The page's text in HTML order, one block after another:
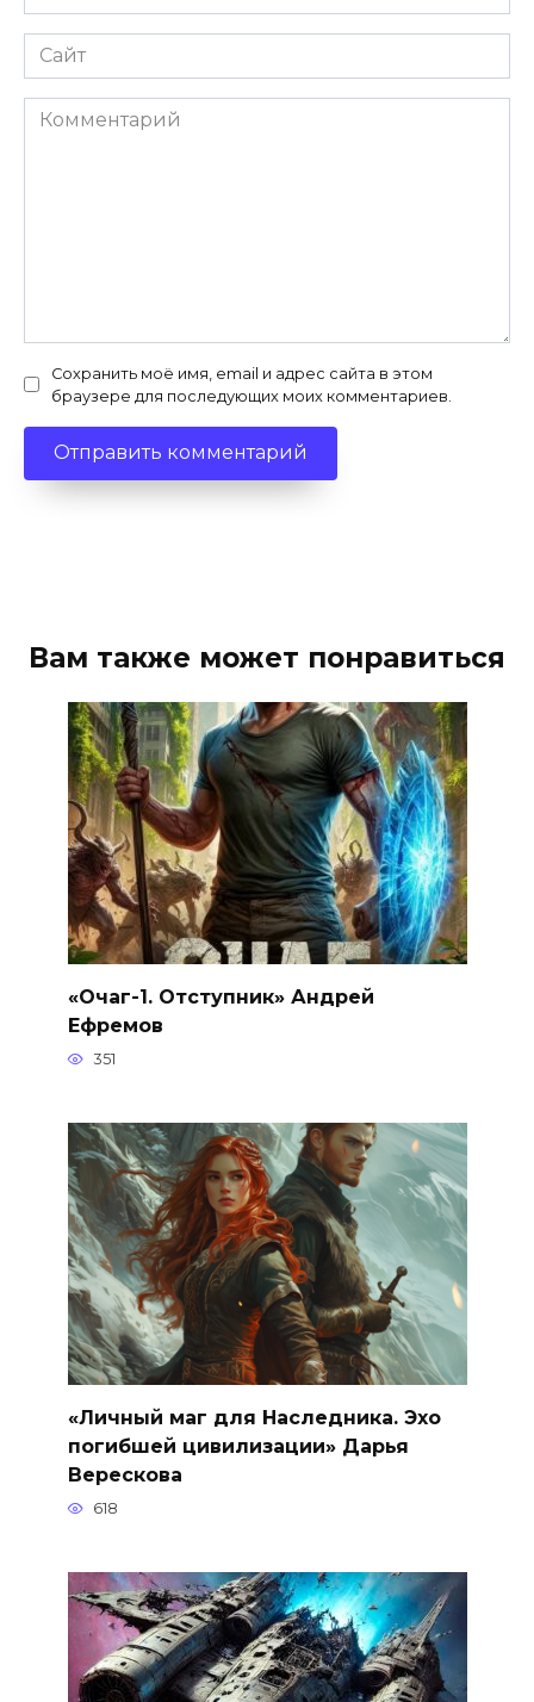
*
Сайт
Комментарий
Сохранить моё имя, email и адрес сайта в этом
браузере для последующих моих комментариев.
Вам также может понравиться
«Очаг-1. Отступник» Андрей
Ефремов
351
«Личный маг для Наследника. Эхо
погибшей цивилизации» Дарья
Верескова
618